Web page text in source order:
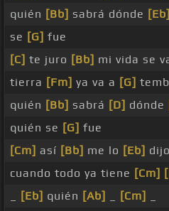
quién [Bb] sabrá dónde [Eb]
se [G] fue
[C] te juro [Bb] mi vida se
tierra [Fm] ya va a [G]
quién [Bb] sabrá [D] dónde
quién se [G] fue
[Cm] así [Bb] me lo [Eb]
cuando todo ya tiene [Cm]
[Eb] quién [Ab] [Cm]